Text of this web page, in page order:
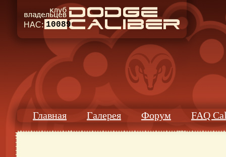
10089
Главная Галерея Форум FAQ